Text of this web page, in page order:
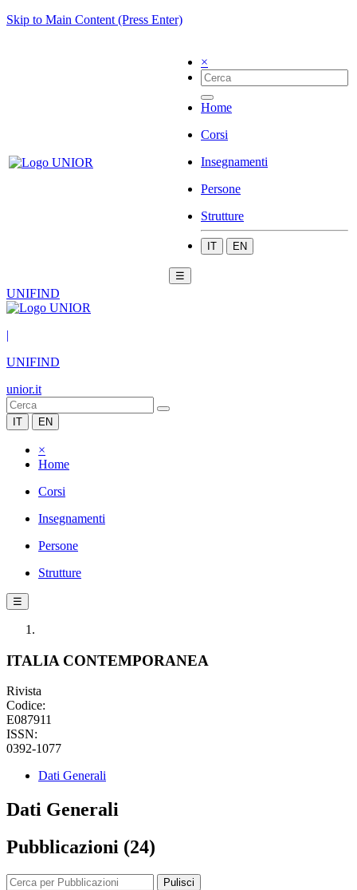
Skip to Main Content (Press Enter)
×
Home
Corsi
Insegnamenti
Persone
Strutture
IT EN
☰
UNIFIND
|
UNIFIND
unior.it
IT EN
×
Home
Corsi
Insegnamenti
Persone
Strutture
☰
ITALIA CONTEMPORANEA
Rivista
Codice:
E087911
ISSN:
0392-1077
Dati Generali
Dati Generali
Pubblicazioni (24)
Pulisci